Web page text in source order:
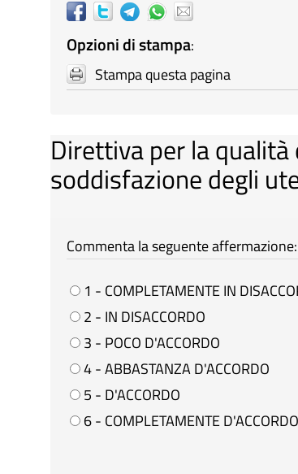
Opzioni di stampa:
Stampa questa pagina
Direttiva per la
soddisfazione degli
Commenta la seguente
1 - COMPLETAMENTE IN
2 - IN DISACCORDO
3 - POCO D'ACCORDO
4 - ABBASTANZA D'ACCORDO
5 - D'ACCORDO
6 - COMPLETAMENTE D'ACCORDO